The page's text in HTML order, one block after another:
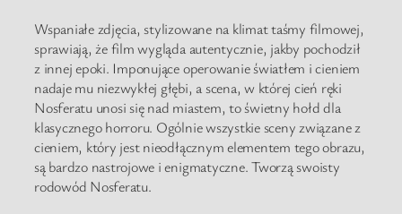
Wspaniałe zdjęcia, stylizowane na klimat taśmy filmowej,
sprawiają, że film wygląda autentycznie, jakby pochodził
z innej epoki. Imponujące operowanie światłem i cieniem
nadaje mu niezwykłej głębi, a scena, w której cień ręki
Nosferatu unosi się nad miastem, to świetny hołd dla
klasycznego horroru. Ogólnie wszystkie sceny związane z
cieniem, który jest nieodłącznym elementem tego obrazu,
są bardzo nastrojowe i enigmatyczne. Tworzą swoisty
rodowód Nosferatu.